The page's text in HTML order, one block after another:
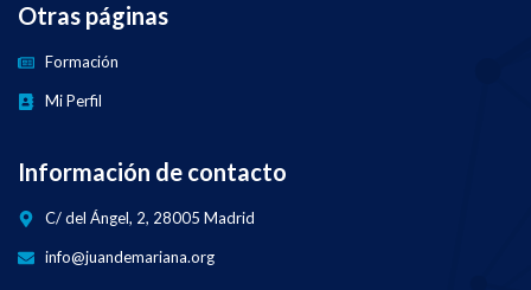
Otras páginas
Formación
Mi Perfil
Información de contacto
C/ del Ángel, 2, 28005 Madrid
info@juandemariana.org